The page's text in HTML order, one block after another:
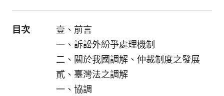
目次
壹、前言
一、訴訟外紛爭處理機制
二、關於我國調解、仲裁制度之發展
貳、臺灣法之調解
一、協調